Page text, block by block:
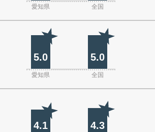
愛知県 全国
5.0 5.0
愛知県 全国
4.1 4.3